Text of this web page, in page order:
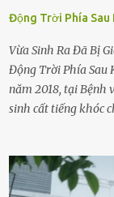
Động Trời Phía Sau
Vừa Sinh Ra Đã Bị
Động Trời Phía Sau
năm 2018, tại Bệnh
sinh cất tiếng khóc
hảo, địa vị cao sang
Tùng, một doanh